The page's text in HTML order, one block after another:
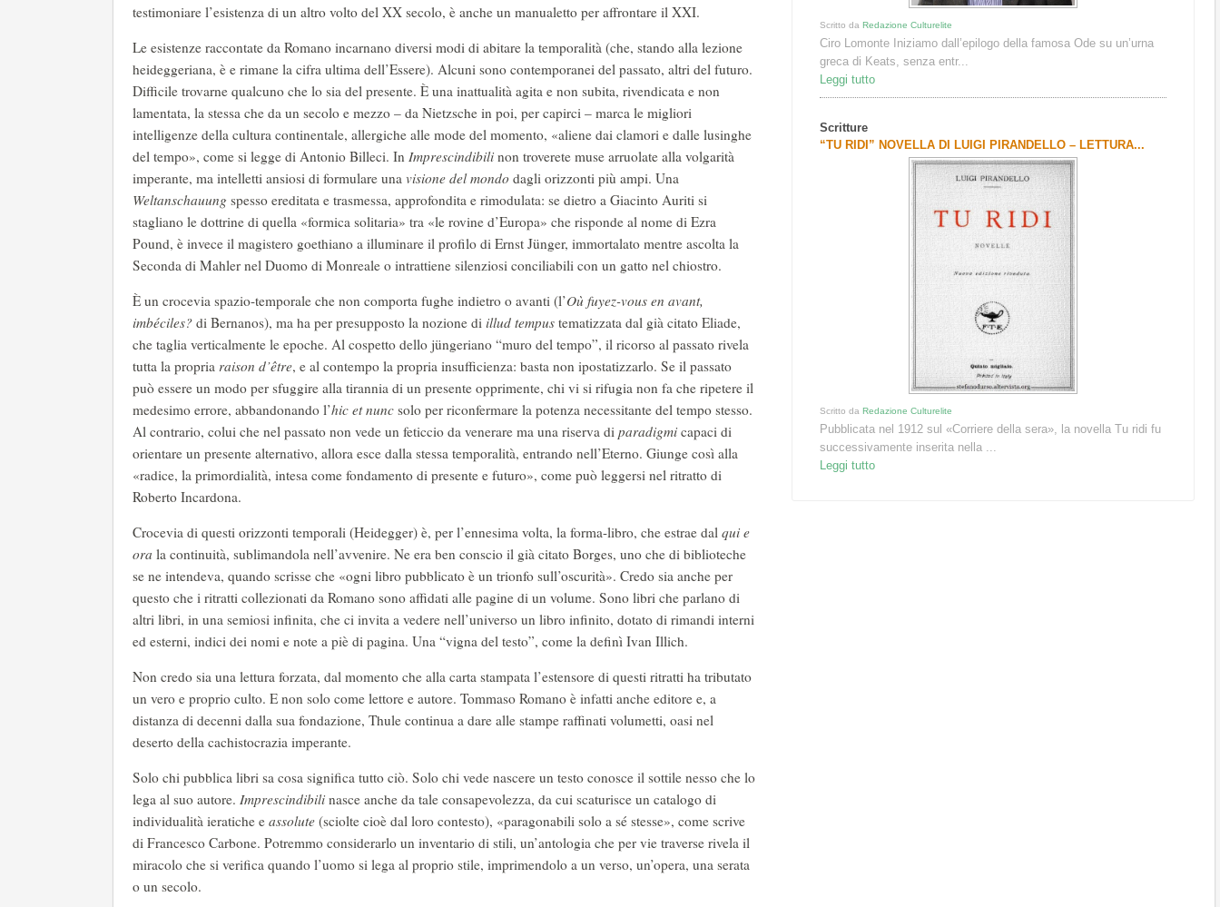
testimoniare l’esistenza di un altro volto del XX secolo, è anche un manualetto per affrontare il XXI.
Le esistenze raccontate da Romano incarnano diversi modi di abitare la temporalità (che, stando alla lezione
heideggeriana, è e rimane la cifra ultima dell’Essere). Alcuni sono contemporanei del passato, altri del futuro.
Difficile trovarne qualcuno che lo sia del presente. È una inattualità agita e non subita, rivendicata e non
lamentata, la stessa che da un secolo e mezzo – da Nietzsche in poi, per capirci – marca le migliori
intelligenze della cultura continentale, allergiche alle mode del momento, «aliene dai clamori e dalle lusinghe
del tempo», come si legge di Antonio Billeci. In Imprescindibili non troverete muse arruolate alla volgarità
imperante, ma intelletti ansiosi di formulare una visione del mondo dagli orizzonti più ampi. Una
Weltanschauung spesso ereditata e trasmessa, approfondita e rimodulata: se dietro a Giacinto Auriti si
stagliano le dottrine di quella «formica solitaria» tra «le rovine d’Europa» che risponde al nome di Ezra
Pound, è invece il magistero goethiano a illuminare il profilo di Ernst Jünger, immortalato mentre ascolta la
Seconda di Mahler nel Duomo di Monreale o intrattiene silenziosi conciliabili con un gatto nel chiostro.
È un crocevia spazio-temporale che non comporta fughe indietro o avanti (l’Où fuyez-vous en avant,
imbéciles? di Bernanos), ma ha per presupposto la nozione di illud tempus tematizzata dal già citato Eliade,
che taglia verticalmente le epoche. Al cospetto dello jüngeriano “muro del tempo”, il ricorso al passato rivela
tutta la propria raison d’être, e al contempo la propria insufficienza: basta non ipostatizzarlo. Se il passato
può essere un modo per sfuggire alla tirannia di un presente opprimente, chi vi si rifugia non fa che ripetere il
medesimo errore, abbandonando l’hic et nunc solo per riconfermare la potenza necessitante del tempo stesso.
Al contrario, colui che nel passato non vede un feticcio da venerare ma una riserva di paradigmi capaci di
orientare un presente alternativo, allora esce dalla stessa temporalità, entrando nell’Eterno. Giunge così alla
«radice, la primordialità, intesa come fondamento di presente e futuro», come può leggersi nel ritratto di
Roberto Incardona.
Crocevia di questi orizzonti temporali (Heidegger) è, per l’ennesima volta, la forma-libro, che estrae dal qui e
ora la continuità, sublimandola nell’avvenire. Ne era ben conscio il già citato Borges, uno che di biblioteche
se ne intendeva, quando scrisse che «ogni libro pubblicato è un trionfo sull’oscurità». Credo sia anche per
questo che i ritratti collezionati da Romano sono affidati alle pagine di un volume. Sono libri che parlano di
altri libri, in una semiosi infinita, che ci invita a vedere nell’universo un libro infinito, dotato di rimandi interni
ed esterni, indici dei nomi e note a piè di pagina. Una “vigna del testo”, come la definì Ivan Illich.
Non credo sia una lettura forzata, dal momento che alla carta stampata l’estensore di questi ritratti ha tributato
un vero e proprio culto. E non solo come lettore e autore. Tommaso Romano è infatti anche editore e, a
distanza di decenni dalla sua fondazione, Thule continua a dare alle stampe raffinati volumetti, oasi nel
deserto della cachistocrazia imperante.
Solo chi pubblica libri sa cosa significa tutto ciò. Solo chi vede nascere un testo conosce il sottile nesso che lo
lega al suo autore. Imprescindibili nasce anche da tale consapevolezza, da cui scaturisce un catalogo di
individualità ieratiche e assolute (sciolte cioè dal loro contesto), «paragonabili solo a sé stesse», come scrive
di Francesco Carbone. Potremmo considerarlo un inventario di stili, un’antologia che per vie traverse rivela il
miracolo che si verifica quando l’uomo si lega al proprio stile, imprimendolo a un verso, un’opera, una serata
o un secolo.
Scritto daRedazione Culturelite
Ciro Lomonte Iniziamo dall’epilogo della famosa Ode su un’urna
greca di Keats, senza entr...
Leggi tutto
Scritture
“TU RIDI” NOVELLA DI LUIGI PIRANDELLO – LETTURA...
Scritto daRedazione Culturelite
Pubblicata nel 1912 sul «Corriere della sera», la novella Tu ridi fu
successivamente inserita nella ...
Leggi tutto